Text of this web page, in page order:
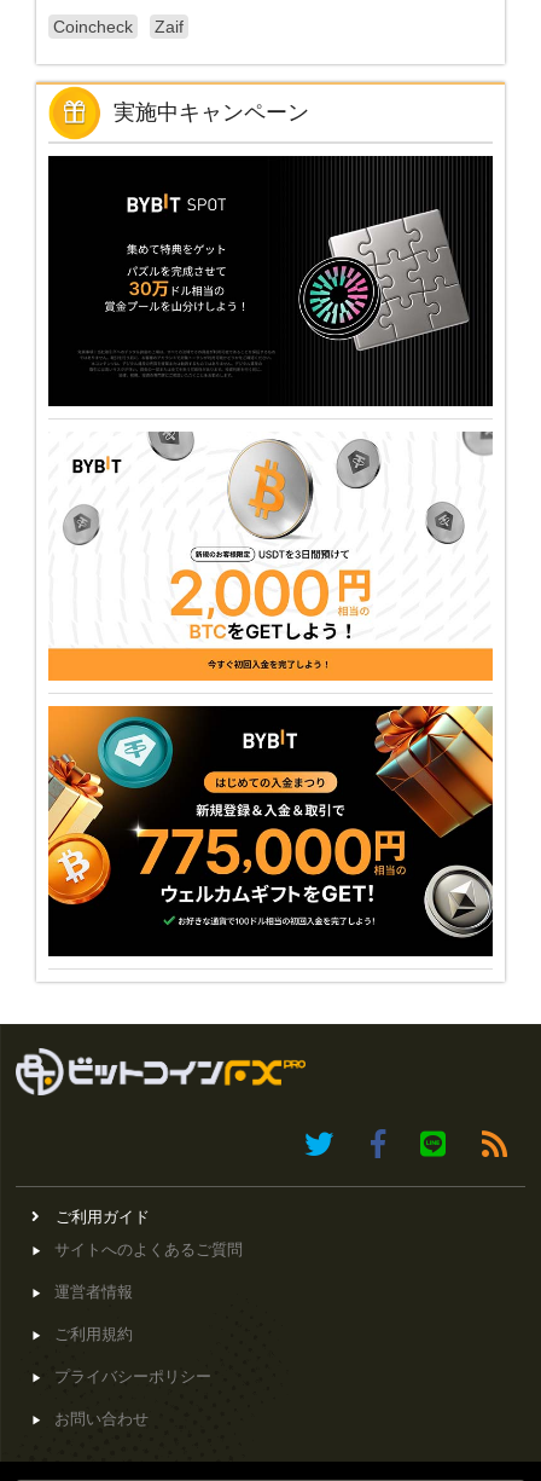
Coincheck Zaif
実施中キャンペーン
ご利用ガイド
サイトへのよくあるご質問
運営者情報
ご利用規約
プライバシーポリシー
お問い合わせ